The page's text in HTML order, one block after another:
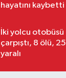
hayatını kaybetti
İki yolcu otobüsü
çarpıştı, 8 ölü, 25
yaralı